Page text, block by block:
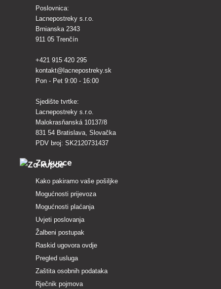
Poslovnica:
Lacnepostreky s.r.o.
Brnianska 2343
911 05 Trenčín
+421 915 420 295
kontakt@lacnepostreky.sk
Pon - Pet 9:00 - 16:00
Sjedište tvrtke:
Lacnepostreky s.r.o.
Malokrasňanská 10137/8
831 54 Bratislava, Slovačka
PDV broj: SK2120731437
Za kupce
Kako pakiramo vaše pošiljke
Mogućnosti prijevoza
Mogućnosti plaćanja
Uvjeti poslovanja
Žalbeni postupak
Raskid ugovora ovdje
Pregled usluga
Zaštita osobnih podataka
Rječnik pojmova